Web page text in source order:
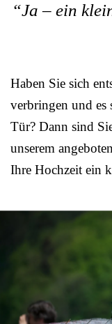
“Ja – ein
Haben Sie sich
verbringen und es
Tür? Dann sind
unserem
Ihre Hochzeit ein